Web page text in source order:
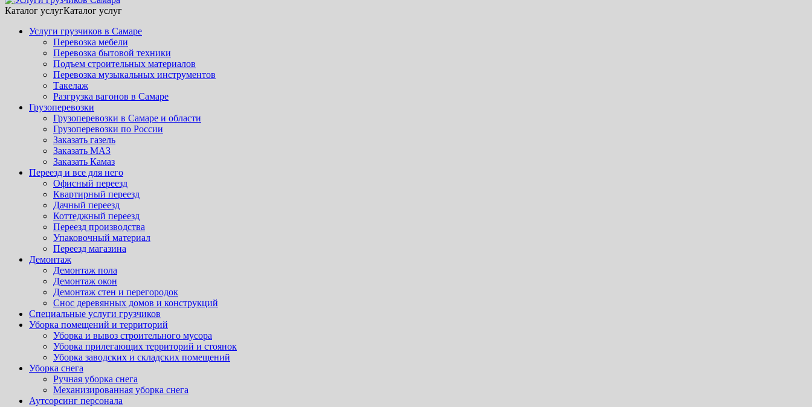
Каталог услугКаталог услуг
Услуги грузчиков в Самаре
Перевозка мебели
Перевозка бытовой техники
Подъем строительных материалов
Перевозка музыкальных инструментов
Такелаж
Разгрузка вагонов в Самаре
Грузоперевозки
Грузоперевозки в Самаре и области
Грузоперевозки по России
Заказать газель
Заказать МАЗ
Заказать Камаз
Переезд и все для него
Офисный переезд
Квартирный переезд
Дачный переезд
Коттеджный переезд
Переезд производства
Упаковочный материал
Переезд магазина
Демонтаж
Демонтаж пола
Демонтаж окон
Демонтаж стен и перегородок
Снос деревянных домов и конструкций
Специальные услуги грузчиков
Уборка помещений и территорий
Уборка и вывоз строительного мусора
Уборка прилегающих территорий и стоянок
Уборка заводских и складских помещений
Уборка снега
Ручная уборка снега
Механизированная уборка снега
Аутсорсинг персонала